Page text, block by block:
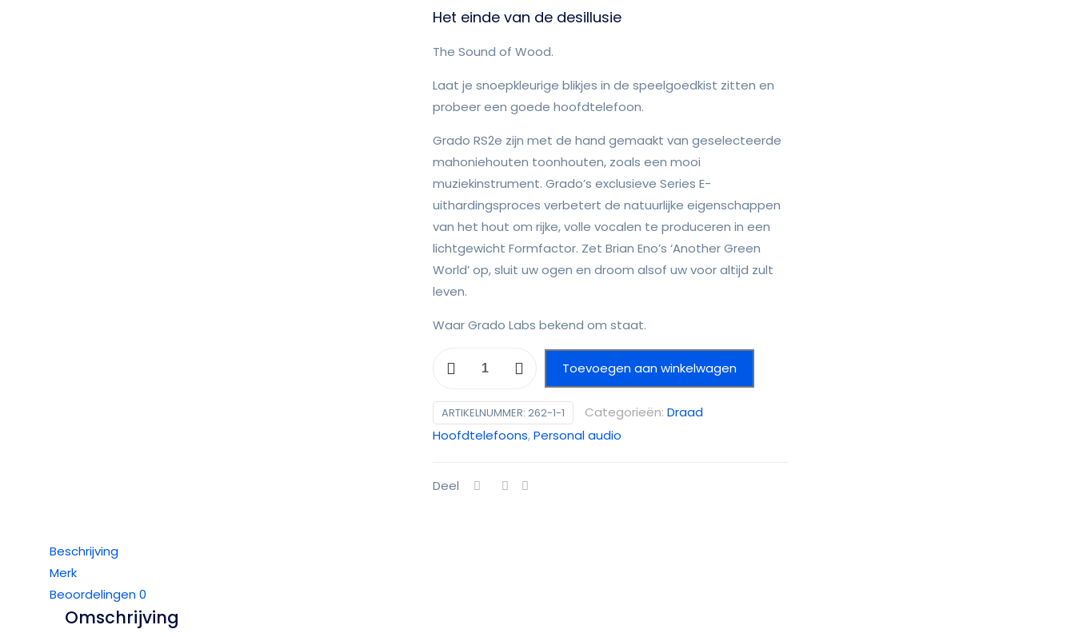
Het einde van de desillusie
The Sound of Wood.
Laat je snoepkleurige blikjes in de speelgoedkist zitten en
probeer een goede hoofdtelefoon.
Grado RS2e zijn met de hand gemaakt van geselecteerde
mahoniehouten toonhouten, zoals een mooi
muziekinstrument. Grado’s exclusieve Series E-
uithardingsproces verbetert de natuurlijke eigenschappen
van het hout om rijke, volle vocalen te produceren in een
lichtgewicht Formfactor. Zet Brian Eno’s ‘Another Green
World’ op, sluit uw ogen en droom alsof uw voor altijd zult
leven.
Waar Grado Labs bekend om staat.
Reference
RS2e
aantal
Toevoegen aan winkelwagen
ARTIKELNUMMER:262-1-1 Categorieën:Draad
Hoofdtelefoons,Personal audio
Deel
Beschrijving
Merk
Beoordelingen0
Omschrijving